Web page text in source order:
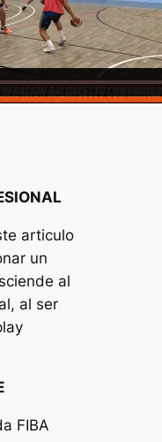
articulo
un
al
al ser
FIBA